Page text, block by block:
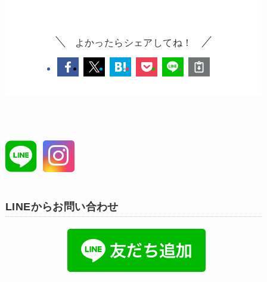
よかったらシェアしてね！
LINEからお問い合わせ